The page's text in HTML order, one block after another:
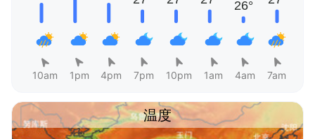
10am 1pm 4pm 7pm 10pm 1am 4am 7am
温度